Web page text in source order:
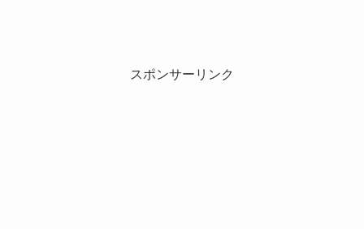
スポンサーリンク